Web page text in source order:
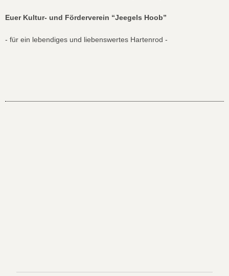
Euer Kul­tur- und Fördervere­in “Jeegels Hoob”
- für ein lebendi­ges und liebenswertes Harten­rod -